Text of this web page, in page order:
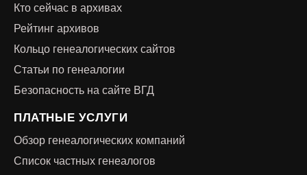
Кто сейчас в архивах
Рейтинг архивов
Кольцо генеалогических сайтов
Статьи по генеалогии
Безопасность на сайте ВГД
ПЛАТНЫЕ УСЛУГИ
Обзор генеалогических компаний
Список частных генеалогов